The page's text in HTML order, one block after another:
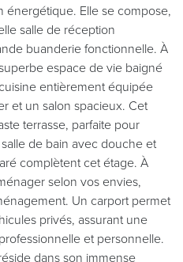
énergétique. Elle se compose,
salle de réception
buanderie fonctionnelle. À
espace de vie baigné
entièrement équipée
et un salon spacieux. Cet
terrasse, parfaite pour
de bain avec douche et
complètent cet étage. À
selon vos envies,
Un carport permet
privés, assurant une
et personnelle.
dans son immense